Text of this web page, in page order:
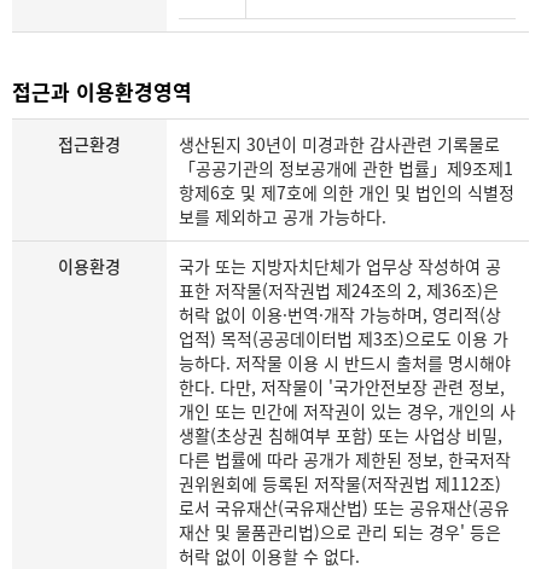
접근과 이용환경영역
접근환경
생산된지 30년이 미경과한 감사관련 기록물로
「공공기관의 정보공개에 관한 법률」제9조제1
항제6호 및 제7호에 의한 개인 및 법인의 식별정
보를 제외하고 공개 가능하다.
이용환경
국가 또는 지방자치단체가 업무상 작성하여 공
표한 저작물(저작권법 제24조의 2, 제36조)은
허락 없이 이용·번역·개작 가능하며, 영리적(상
업적) 목적(공공데이터법 제3조)으로도 이용 가
능하다. 저작물 이용 시 반드시 출처를 명시해야
한다. 다만, 저작물이 '국가안전보장 관련 정보,
개인 또는 민간에 저작권이 있는 경우, 개인의 사
생활(초상권 침해여부 포함) 또는 사업상 비밀,
다른 법률에 따라 공개가 제한된 정보, 한국저작
권위원회에 등록된 저작물(저작권법 제112조)
로서 국유재산(국유재산법) 또는 공유재산(공유
재산 및 물품관리법)으로 관리 되는 경우' 등은
허락 없이 이용할 수 없다.